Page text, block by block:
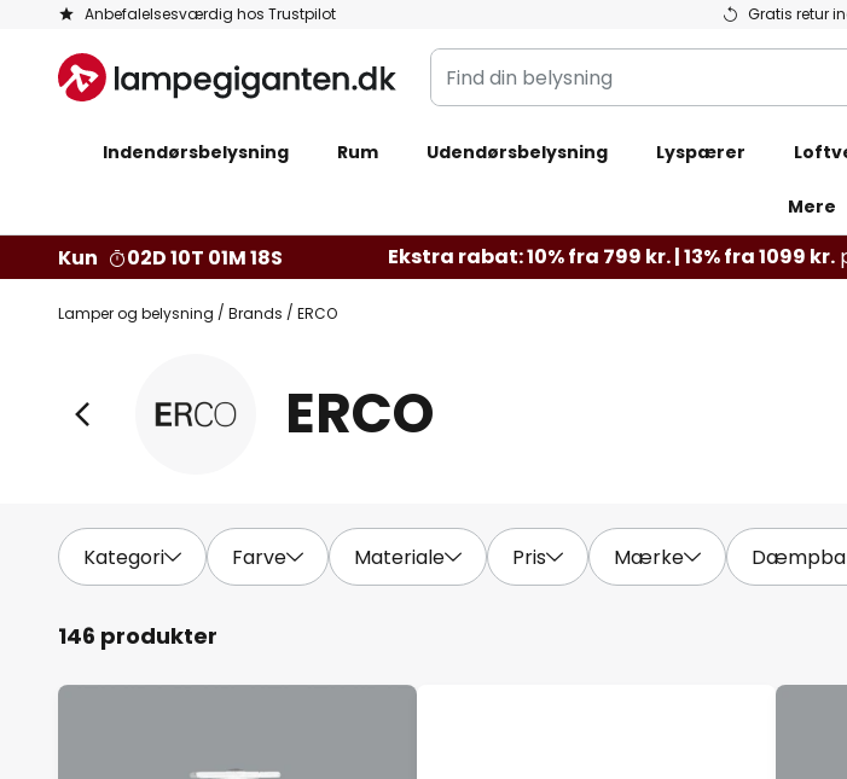
Anbefalelsesværdig hos Trustpilot Gratis retur
Skip
Content
Find
din
Indendørsbelysning Rum Udendørsbelysning Lyspærer
Mere
Kun 02D 10T 01M 17S Ekstra rabat: 10% fra 799 kr. | 13% fra 1099 kr.
Lamper og belysning Brands ERCO
ERCO
Kategori Farve Materiale Pris Mærke
146 produkter